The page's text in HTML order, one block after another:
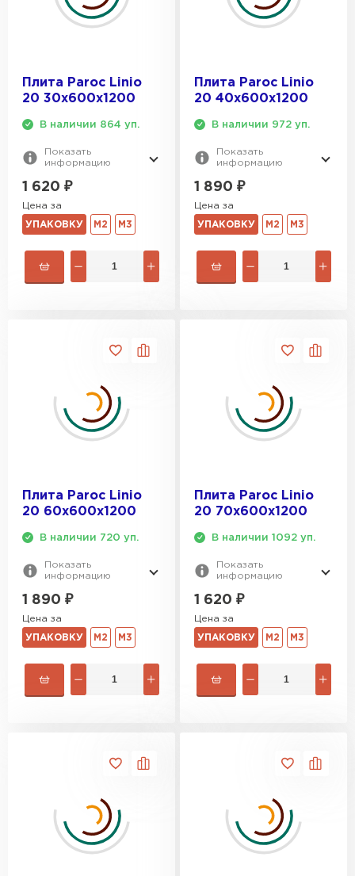
Прочность на сжатие — 20 кПа, устойчивость к деформациям под
Плита Paroc Linio
20 30х600х1200
В наличии 864 уп.
Показать
информацию
1 620 ₽
Цена за
УПАКОВКУ М2 М3
Плита Paroc Linio
20 40х600х1200
В наличии 972 уп.
Показать
информацию
1 890 ₽
Цена за
УПАКОВКУ М2 М3
Плита Paroc Linio
20 60х600х1200
В наличии 720 уп.
Показать
информацию
1 890 ₽
Цена за
УПАКОВКУ М2 М3
Плита Paroc Linio
20 70х600х1200
В наличии 1092 уп.
Показать
информацию
1 620 ₽
Цена за
УПАКОВКУ М2 М3
Утеплитель Эковер
Утеплитель Тимплэкс
ПЕРЕЙТИ
Утеплитель Термит
Утеплитель Теплекс
Утеплитель Изомин
ПЕРЕЙТИ
Рулонная кровля Брит
ПЕРЕЙТИ
Утеплитель Knauf
Утеплитель Термит
Утеплитель Isotec
Утеплитель Basfiber